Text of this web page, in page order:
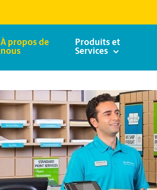
À propos de
nous
Produits et
Services